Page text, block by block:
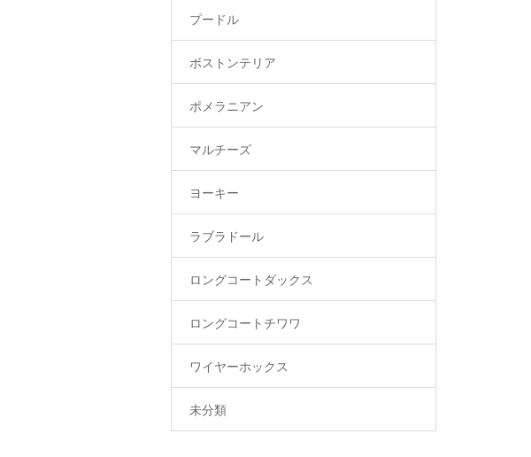
プードル
ボストンテリア
ポメラニアン
マルチーズ
ヨーキー
ラブラドール
ロングコートダックス
ロングコートチワワ
ワイヤーホックス
未分類